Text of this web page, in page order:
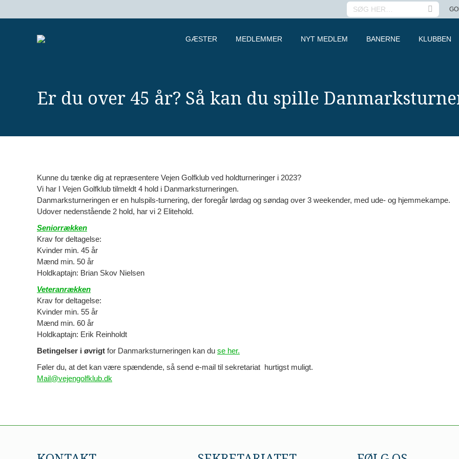
SEARCH:
GÆSTER MEDLEMMER NYT MEDLEM BANERNE KLUBBEN
Er du over 45 år? Så kan du spille
Kunne du tænke dig at repræsentere Vejen Golfklub ved holdturneringer i 2023?
Vi har I Vejen Golfklub tilmeldt 4 hold i Danmarksturneringen.
Danmarksturneringen er en hulspils-turnering, der foregår lørdag og søndag over 3 weekender, med ude- og hjemmekampe.
Udover nedenstående 2 hold, har vi 2 Elitehold.
Seniorrækken
Krav for deltagelse:
Kvinder min. 45 år
Mænd min. 50 år
Holdkaptajn: Brian Skov Nielsen
Veteranrækken
Krav for deltagelse:
Kvinder min. 55 år
Mænd min. 60 år
Holdkaptajn: Erik Reinholdt
Betingelser i øvrigt for Danmarksturneringen kan du se her.
Føler du, at det kan være spændende, så send e-mail til sekretariat hurtigst muligt.
Mail@vejengolfklub.dk